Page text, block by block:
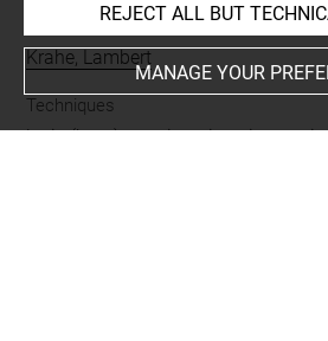
Collections
Krahe, Lambert
Techniques
lavis (brun)-papier gris-pierre
REJECT ALL BUT
MANAGE YOUR